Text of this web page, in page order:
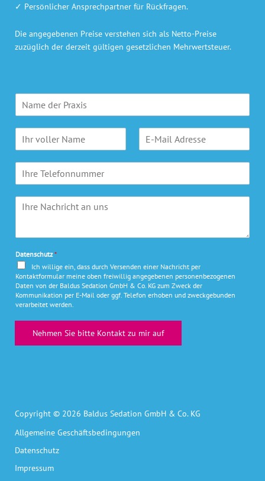
✓ Persönlicher Ansprechpartner für Rückfragen.
Die angegebenen Preise verstehen sich als Netto-Preise
zuzüglich der derzeit gültigen gesetzlichen Mehrwertsteuer.
a
m
e
s
e
*
n
e
N
a
c
h
r
i
c
t
Datenschutz*
Ich willige ein, dass durch Versenden einer Nachricht per
Kontaktformular meine oben freiwillig angegebenen personenbezogenen
Daten von der Baldus Sedation GmbH & Co. KG zum Zweck der
Kommunikation per E-Mail oder ggf. Telefon erhoben und zweckgebunden
verarbeitet werden.
Nehmen Sie bitte Kontakt zu mir auf
Copyright © 2026 Baldus Sedation GmbH & Co. KG
Allgemeine Geschäftsbedingungen
Datenschutz
Impressum